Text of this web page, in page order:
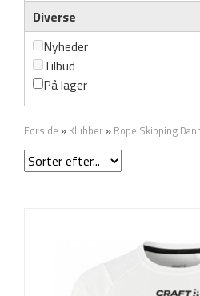
Diverse
Nyheder
Tilbud
På lager
Forside » Klubber » Rope Skipping